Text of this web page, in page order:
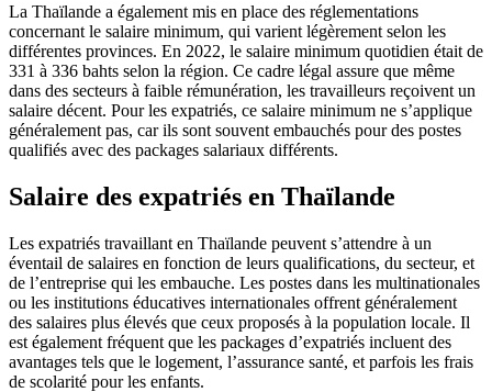
La Thaïlande a également mis en place des réglementations
concernant le salaire minimum, qui varient légèrement selon les
différentes provinces. En 2022, le salaire minimum quotidien était de
331 à 336 bahts selon la région. Ce cadre légal assure que même
dans des secteurs à faible rémunération, les travailleurs reçoivent un
salaire décent. Pour les expatriés, ce salaire minimum ne s’applique
généralement pas, car ils sont souvent embauchés pour des postes
qualifiés avec des packages salariaux différents.
Salaire des expatriés en Thaïlande
Les expatriés travaillant en Thaïlande peuvent s’attendre à un
éventail de salaires en fonction de leurs qualifications, du secteur, et
de l’entreprise qui les embauche. Les postes dans les multinationales
ou les institutions éducatives internationales offrent généralement
des salaires plus élevés que ceux proposés à la population locale. Il
est également fréquent que les packages d’expatriés incluent des
avantages tels que le logement, l’assurance santé, et parfois les frais
de scolarité pour les enfants.